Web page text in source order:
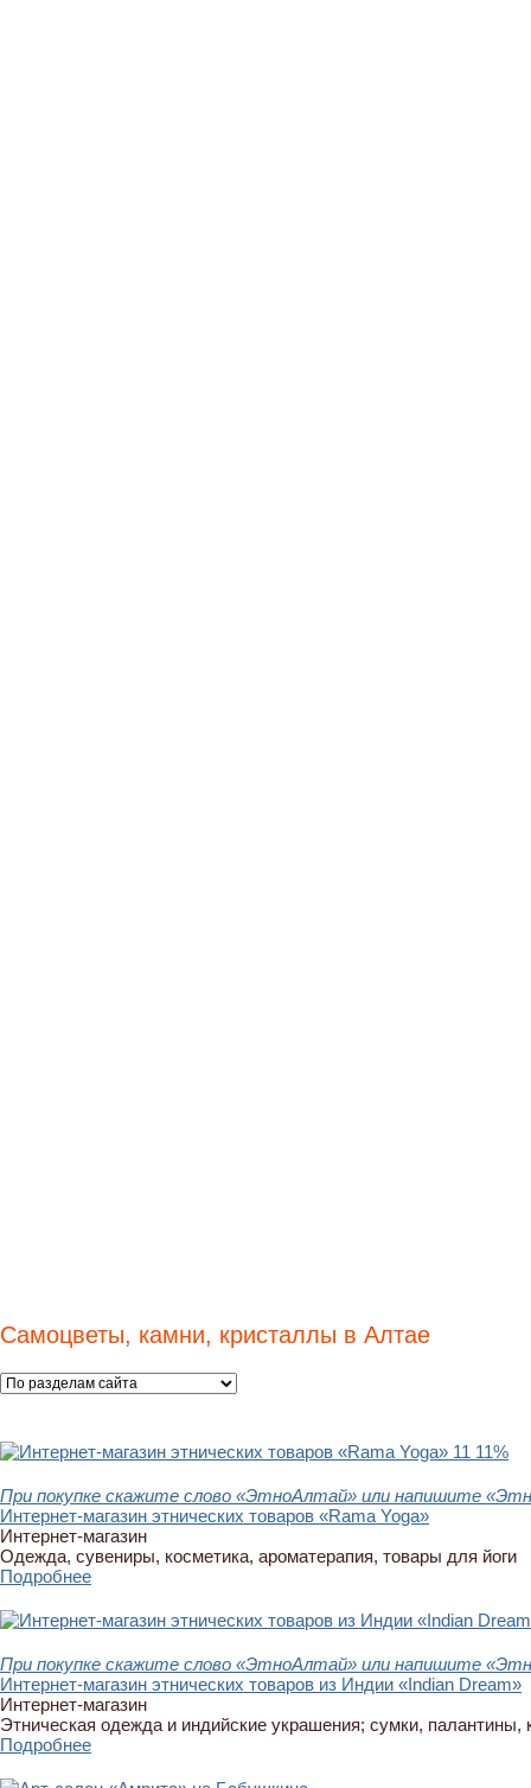
Самоцветы, камни, кристаллы в Алтае
11 11%
При покупке скажите слово «ЭтноАлтай» или напишите
Интернет-магазин этнических товаров «Rama Yoga»
Интернет-магазин
Одежда, сувениры, косметика, ароматерапия, товары для йоги
Подробнее
При покупке скажите слово «ЭтноАлтай» или напишите
Интернет-магазин этнических товаров из Индии «Indian Dream»
Интернет-магазин
Этническая одежда и индийские украшения; сумки, палантины,
Подробнее